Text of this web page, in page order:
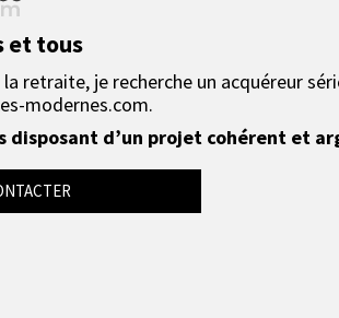
colorée c'est que cette technique lui
une
afin de garantir un rendu de vie de qualité
cotée (voir cote). Joëlle Caria est une artiste
d'un certificat d'authenticité dans un
poursuites judiciaires. La galerie Toiles-
en série dans les magasins de bricolage ou sur
le tableau contemporain Besoin de bonheur
et tous
retraite, je recherche un acquéreur
modernes.com.
disposant d’un projet cohérent et